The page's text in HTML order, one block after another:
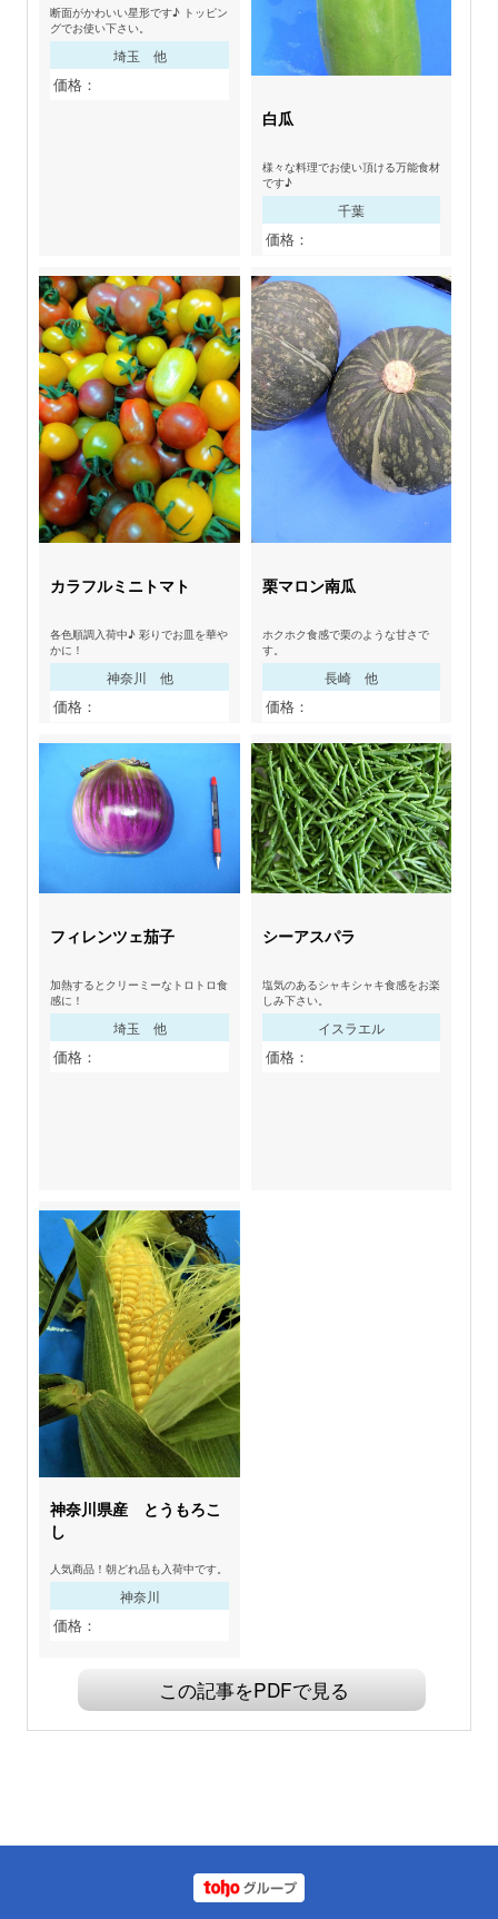
断面がかわいい星形です♪ トッピン
グでお使い下さい。
埼玉 他
価格：
白瓜
様々な料理でお使い頂ける万能食材
です♪
千葉
価格：
カラフルミニトマト
各色順調入荷中♪ 彩りでお皿を華や
かに！
神奈川 他
価格：
栗マロン南瓜
ホクホク食感で栗のような甘さで
す。
長崎 他
価格：
フィレンツェ茄子
加熱するとクリーミーなトロトロ食
感に！
埼玉 他
価格：
シーアスパラ
塩気のあるシャキシャキ食感をお楽
しみ下さい。
イスラエル
価格：
神奈川県産 とうもろこ
し
人気商品！朝どれ品も入荷中です。
神奈川
価格：
この記事をPDFで見る